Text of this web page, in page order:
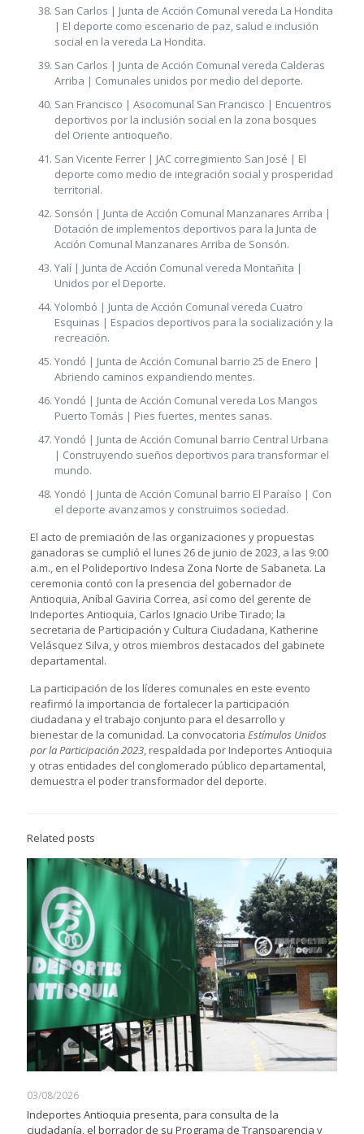
San Carlos | Junta de Acción Comunal vereda La Hondita
| El deporte como escenario de paz, salud e inclusión
social en la vereda La Hondita.
San Carlos | Junta de Acción Comunal vereda Calderas
Arriba | Comunales unidos por medio del deporte.
San Francisco | Asocomunal San Francisco | Encuentros
deportivos por la inclusión social en la zona bosques
del Oriente antioqueño.
San Vicente Ferrer | JAC corregimiento San José | El
deporte como medio de integración social y prosperidad
territorial.
Sonsón | Junta de Acción Comunal Manzanares Arriba |
Dotación de implementos deportivos para la Junta de
Acción Comunal Manzanares Arriba de Sonsón.
Yalí | Junta de Acción Comunal vereda Montañita |
Unidos por el Deporte.
Yolombó | Junta de Acción Comunal vereda Cuatro
Esquinas | Espacios deportivos para la socialización y la
recreación.
Yondó | Junta de Acción Comunal barrio 25 de Enero |
Abriendo caminos expandiendo mentes.
Yondó | Junta de Acción Comunal vereda Los Mangos
Puerto Tomás | Pies fuertes, mentes sanas.
Yondó | Junta de Acción Comunal barrio Central Urbana
| Construyendo sueños deportivos para transformar el
mundo.
Yondó | Junta de Acción Comunal barrio El Paraíso | Con
el deporte avanzamos y construimos sociedad.
El acto de premiación de las organizaciones y propuestas
ganadoras se cumplió el lunes 26 de junio de 2023, a las 9:00
a.m., en el Polideportivo Indesa Zona Norte de Sabaneta. La
ceremonia contó con la presencia del gobernador de
Antioquia, Aníbal Gaviria Correa, así como del gerente de
Indeportes Antioquia, Carlos Ignacio Uribe Tirado; la
secretaria de Participación y Cultura Ciudadana, Katherine
Velásquez Silva, y otros miembros destacados del gabinete
departamental.
La participación de los líderes comunales en este evento
reafirmó la importancia de fortalecer la participación
ciudadana y el trabajo conjunto para el desarrollo y
bienestar de la comunidad. La convocatoria Estímulos Unidos
por la Participación 2023, respaldada por Indeportes Antioquia
y otras entidades del conglomerado público departamental,
demuestra el poder transformador del deporte.
Related posts
03/08/2026
Indeportes Antioquia presenta, para consulta de la
ciudadanía, el borrador de su Programa de Transparencia y